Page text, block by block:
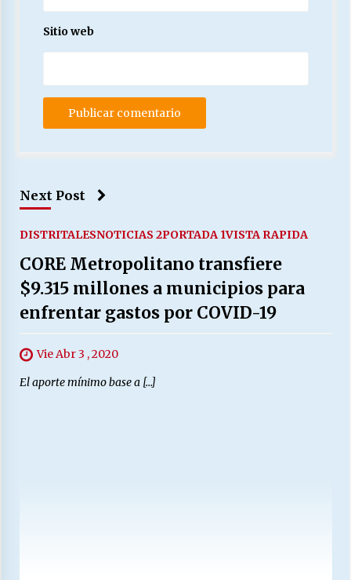
Sitio web
Next Post
DISTRITALESNOTICIAS 2PORTADA 1VISTA RAPIDA
CORE Metropolitano transfiere
$9.315 millones a municipios para
enfrentar gastos por COVID-19
Vie Abr 3 , 2020
El aporte mínimo base a […]